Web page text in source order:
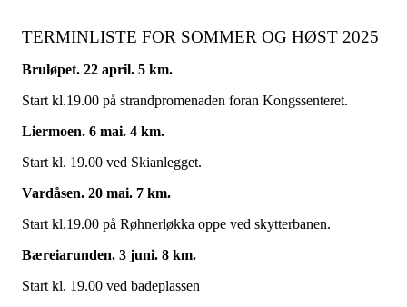
TERMINLISTE FOR SOMMER OG HØST 2025
Bruløpet. 22 april. 5 km.
Start kl.19.00 på strandpromenaden foran Kongssenteret.
Liermoen. 6 mai. 4 km.
Start kl. 19.00 ved Skianlegget.
Vardåsen. 20 mai. 7 km.
Start kl.19.00 på Røhnerløkka oppe ved skytterbanen.
Bæreiarunden. 3 juni. 8 km.
Start kl. 19.00 ved badeplassen